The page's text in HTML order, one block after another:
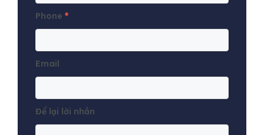
Phone *
Email
Để lại lời nhắn